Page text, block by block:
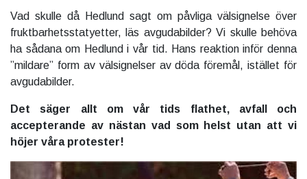
Vad skulle då Hedlund sagt om påvliga välsignelse över
fruktbarhetsstatyetter, läs avgudabilder? Vi skulle behöva
ha sådana om Hedlund i vår tid. Hans reaktion inför denna
”mildare” form av välsignelser av döda föremål, istället för
avgudabilder.
Det säger allt om vår tids flathet, avfall och
accepterande av nästan vad som helst utan att vi
höjer våra protester!